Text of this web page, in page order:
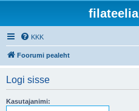
KKK
Foorumi pealeht
Logi sisse
Kasutajanimi: